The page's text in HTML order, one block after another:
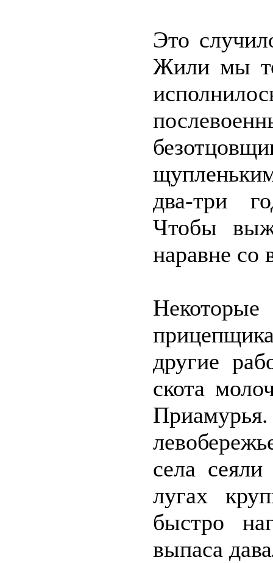
Это
Жили мы
два-три
Чтобы
наравне со
другие
скота
села
лугах
быстро
выпаса